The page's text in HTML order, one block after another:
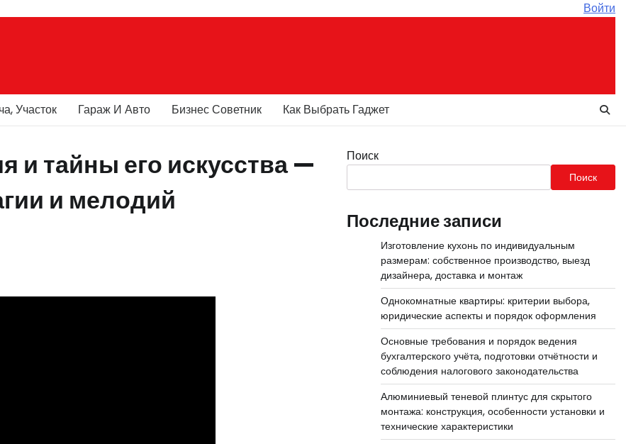
Войти
Участок Гараж И Авто Бизнес Советник Как Выбрать Гаджет
тайны его искусства —
и мелодий
Поиск
Поиск
Последние записи
Изготовление кухонь по индивидуальным
размерам: собственное производство, выезд
дизайнера, доставка и монтаж
Однокомнатные квартиры: критерии выбора,
юридические аспекты и порядок оформления
Основные требования и порядок ведения
бухгалтерского учёта, подготовки отчётности и
соблюдения налогового законодательства
Алюминиевый теневой плинтус для скрытого
монтажа: конструкция, особенности установки и
технические характеристики